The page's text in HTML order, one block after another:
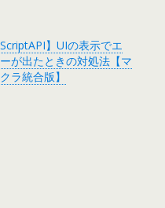
ScriptAPI】UIの表示でエ
が出たときの対処法【マ
ラ統合版】